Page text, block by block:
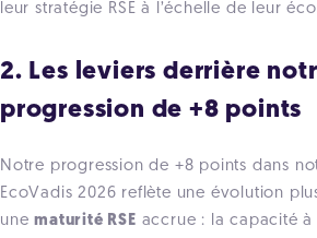
leur stratégie RSE à l’échelle de leur
2. Les leviers derrière
progression de +8 points
Notre progression de +8 points dans
EcoVadis 2026 reflète une évolution
unematurité RSE accrue : la capacité